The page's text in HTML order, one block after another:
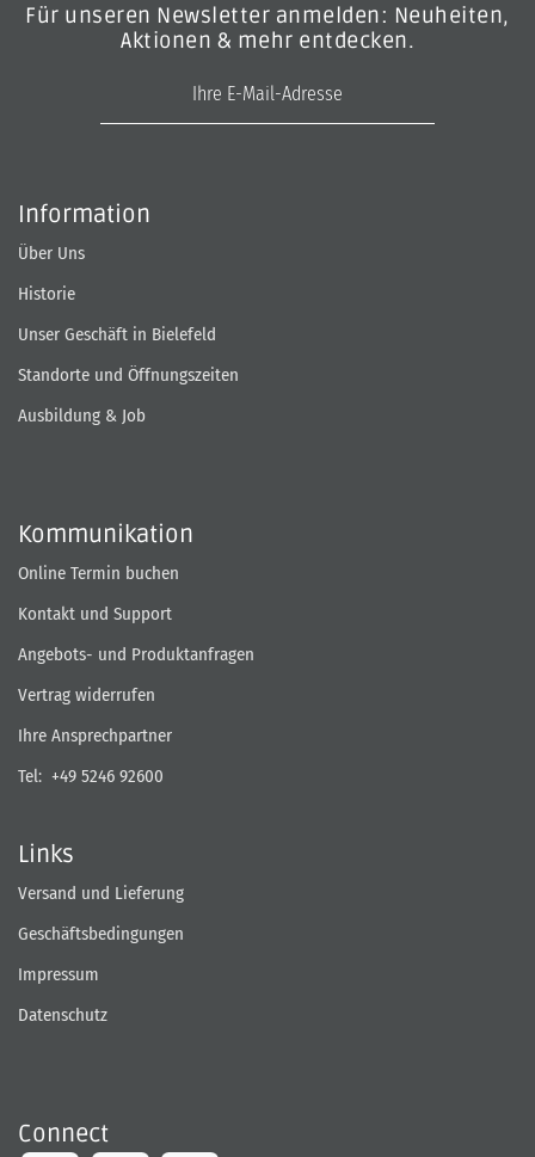
Für unseren Newsletter anmelden: Neuheiten,
Aktionen & mehr entdecken.
Information
Über Uns
Historie
Unser Geschäft in Bielefeld
Standorte und Öffnungszeiten
Ausbildung & Job
Kommunikation
Online Termin buchen
Kontakt und Support
Angebots- und Produktanfragen
Vertrag widerrufen
Ihre Ansprechpartner
Tel: +49 5246 92600
Links
Versand und Lieferung
Geschäftsbedingungen
Impressum
Datenschutz
Connect